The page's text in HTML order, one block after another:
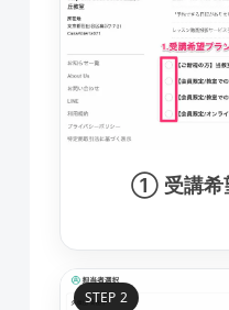
① 受講希
STEP 2